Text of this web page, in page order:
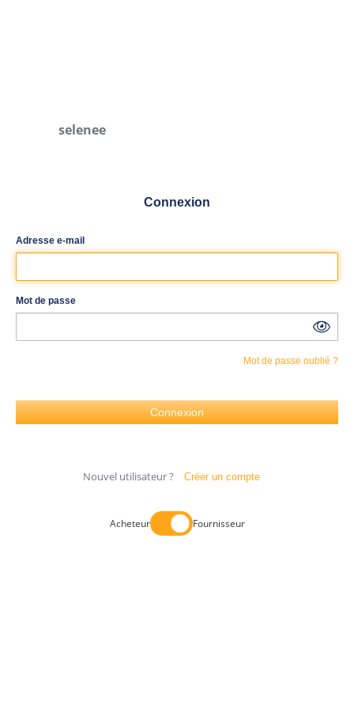
selenee
Connexion
Adresse e-mail
Mot de passe
Mot de passe oublié ?
Nouvel utilisateur ? Créer un compte
Acheteur Fournisseur